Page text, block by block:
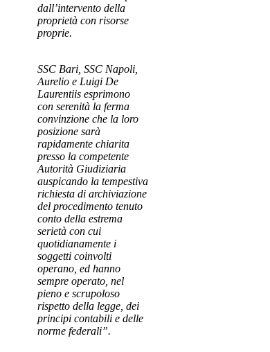
dall’intervento della
proprietà con risorse
proprie.
SSC Bari, SSC Napoli,
Aurelio e Luigi De
Laurentiis esprimono
con serenità la ferma
convinzione che la loro
posizione sarà
rapidamente chiarita
presso la competente
Autorità Giudiziaria
auspicando la tempestiva
richiesta di archiviazione
del procedimento tenuto
conto della estrema
serietà con cui
quotidianamente i
soggetti coinvolti
operano, ed hanno
sempre operato, nel
pieno e scrupoloso
rispetto della legge, dei
principi contabili e delle
norme federali”.